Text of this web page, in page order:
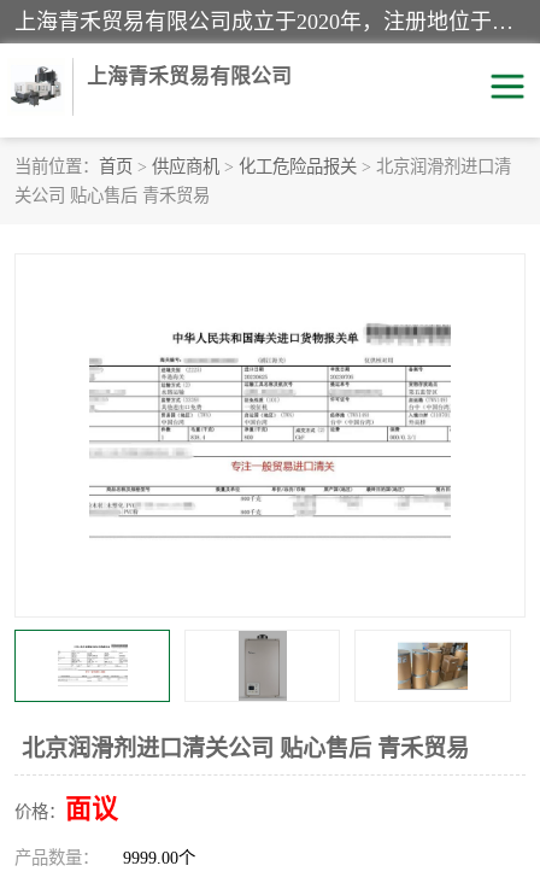
上海青禾贸易有限公司成立于2020年，注册地位于上海市宝山区。经营范围包括：机械设备、五金制品、劳防用品、电子产品、塑胶制品、家具、模具、纺织品、仪器仪表、建筑材料、装饰材料、化工产品、金属制品、机车配件等货物进出口报关、清关服务。
上海青禾贸易有限公司
当前位置： 首页 > 供应商机 > 化工危险品报关 > 北京润滑剂进口清
关公司 贴心售后 青禾贸易
北京润滑剂进口清关公司 贴心售后 青禾贸易
价格： 面议
产品数量： 9999.00个
酒类饮料报关
进口杂货清关
家用电器报关 机床进口清关
国际灯具清关